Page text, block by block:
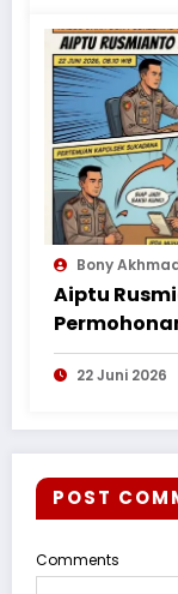
Bony
Aiptu
Bukti ke
22 Juni 2026
POST
Comments